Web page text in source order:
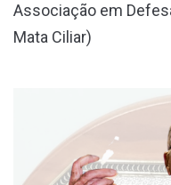
Associação em
Mata Ciliar)